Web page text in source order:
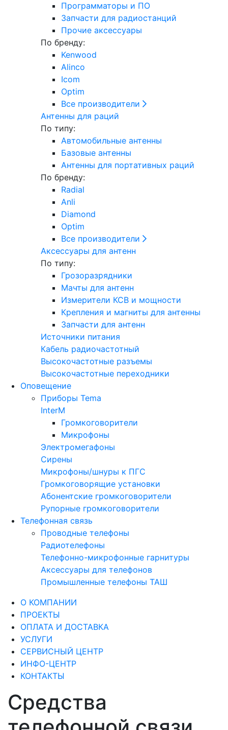
Программаторы и ПО
Запчасти для радиостанций
Прочие аксессуары
По бренду:
Kenwood
Alinco
Icom
Optim
Все производители
Антенны для раций
По типу:
Автомобильные антенны
Базовые антенны
Антенны для портативных раций
По бренду:
Radial
Anli
Diamond
Optim
Все производители
Аксессуары для антенн
По типу:
Грозоразрядники
Мачты для антенн
Измерители КСВ и мощности
Крепления и магниты для антенны
Запчасти для антенн
Источники питания
Кабель радиочастотный
Высокочастотные разъемы
Высокочастотные переходники
Оповещение
Приборы Tema
InterM
Громкоговорители
Микрофоны
Электромегафоны
Сирены
Микрофоны/шнуры к ПГС
Громкоговорящие установки
Абонентские громкоговорители
Рупорные громкоговорители
Телефонная связь
Проводные телефоны
Радиотелефоны
Телефонно-микрофонные гарнитуры
Аксессуары для телефонов
Промышленные телефоны ТАШ
О КОМПАНИИ
ПРОЕКТЫ
ОПЛАТА И ДОСТАВКА
УСЛУГИ
СЕРВИСНЫЙ ЦЕНТР
ИНФО-ЦЕНТР
КОНТАКТЫ
Средства